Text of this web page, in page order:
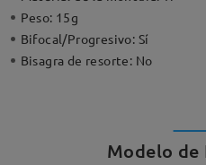
Peso: 15g
Bifocal/Progresivo: Sí
Bisagra de resorte: No
Modelo de